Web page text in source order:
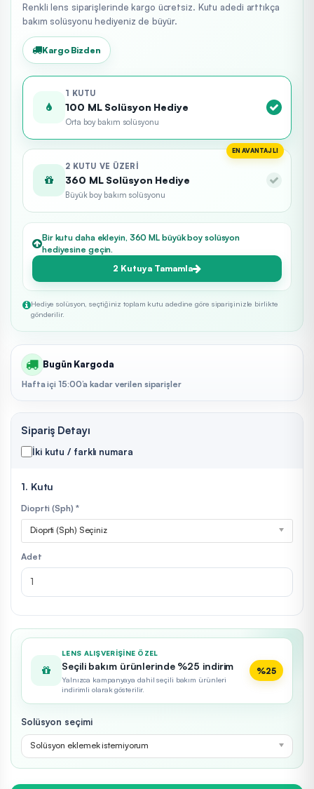
Renkli lens siparişlerinde kargo ücretsiz. Kutu adedi arttıkça
bakım solüsyonu hediyeniz de büyür.
Kargo Bizden
1 KUTU
100 ML Solüsyon Hediye
Orta boy bakım solüsyonu
EN AVANTAJLI
2 KUTU VE ÜZERI
360 ML Solüsyon Hediye
Büyük boy bakım solüsyonu
Bir kutu daha ekleyin, 360 ML büyük boy solüsyon
hediyesine geçin.
2 Kutuya Tamamla
Hediye solüsyon, seçtiğiniz toplam kutu adedine göre siparişinizle birlikte
gönderilir.
Bugün Kargoda
Hafta içi 15:00’a kadar verilen siparişler
Sipariş Detayı
İki kutu / farklı numara
1. Kutu
Dioprti (Sph) *
Dioprti (Sph) Seçiniz
Adet
LENS ALIŞVERIŞINE ÖZEL
Seçili bakım ürünlerinde %25 indirim
Yalnızca kampanyaya dahil seçili bakım ürünleri
indirimli olarak gösterilir.
%25
Solüsyon seçimi
Solüsyon eklemek istemiyorum